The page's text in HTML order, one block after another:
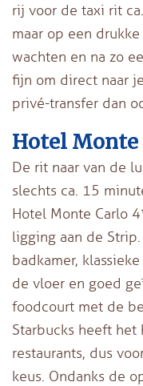
rij voor de taxi rit
maar op een
wachten en na zo
fijn om direct naar
privé-transfer dan
Hotel Monte
De rit naar van de
slechts ca. 15
Hotel Monte Carlo
ligging aan de
badkamer,
de vloer en goed
foodcourt met de
Starbucks heeft het
restaurants, dus
keus. Ondanks de